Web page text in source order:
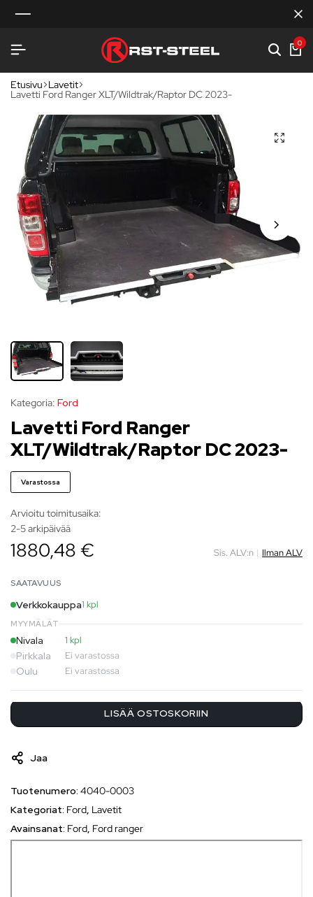
0
Etusivu Lavetit
Lavetti Ford Ranger XLT/Wildtrak/Raptor DC 2023-
Kategoria: Ford
Lavetti Ford Ranger
XLT/Wildtrak/Raptor DC 2023-
Varastossa
Arvioitu toimitusaika:
2-5 arkipäivää
1880,48 € Sis. ALV:n | Ilman ALV
SAATAVUUS
Verkkokauppa1 kpl
MYYMÄLÄT
Nivala 1 kpl
Pirkkala Ei varastossa
Oulu Ei varastossa
LISÄÄ OSTOSKORIIN
Jaa
Tuotenumero: 4040-0003
Kategoriat: Ford, Lavetit
Avainsanat: Ford, Ford ranger